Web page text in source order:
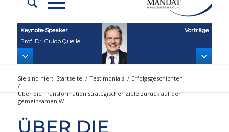
Keynote‑Speaker
Prof. Dr. Guido Quelle
Vorträge
Sie sind hier: Startseite / Testimonials / Erfolgsgeschichten
/
Über die Transformation strategischer Ziele zurück auf den
gemeinsamen W...
ÜBER DIE